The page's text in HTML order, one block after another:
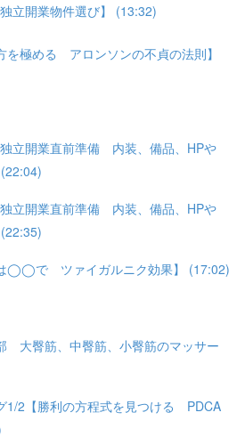
立開業物件選び】 (13:32)
を極める アロンソンの不貞の法則】
立開業直前準備 内装、備品、HPや
立開業直前準備 内装、備品、HPや
◯◯で ツァイガルニク効果】 (17:02)
大臀筋、中臀筋、小臀筋のマッサー
1/2【勝利の方程式を見つける PDCA